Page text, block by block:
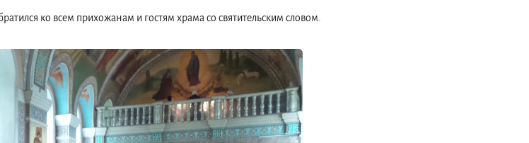
ко всем прихожанам и гостям храма со святительским словом.